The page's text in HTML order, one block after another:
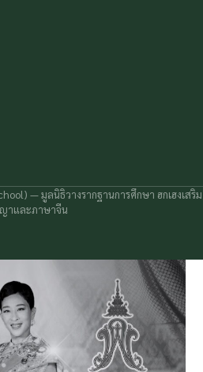
— มูลนิธิวางรากฐานการศึกษา ฮกเฮงเสริม
าและภาษาจีน